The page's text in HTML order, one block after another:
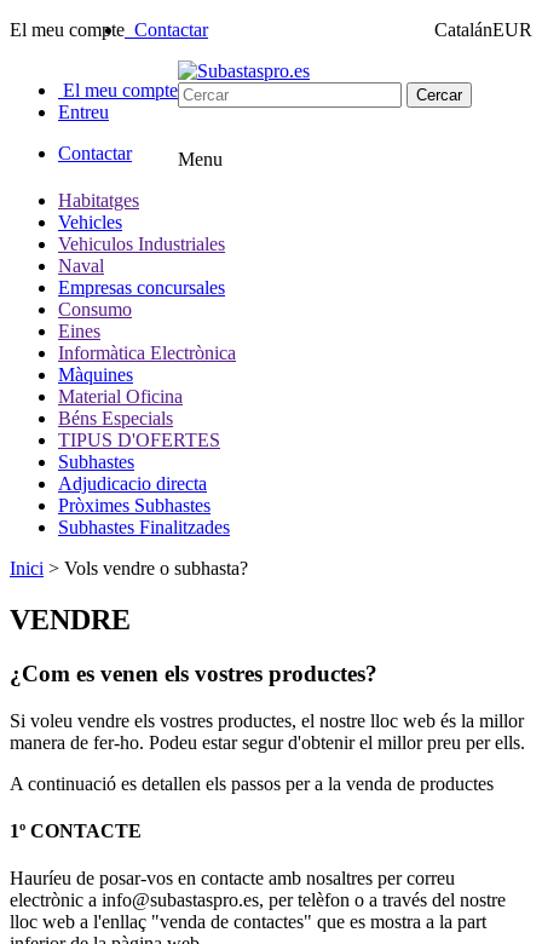
EUR
Catalán
El meu compte Contactar
El meu compte
Entreu
Contactar
Cercar
Menu
Habitatges
Vehicles
Vehiculos Industriales
Naval
Empresas concursales
Consumo
Eines
Informàtica Electrònica
Màquines
Material Oficina
Béns Especials
TIPUS D'OFERTES
Subhastes
Adjudicacio directa
Pròximes Subhastes
Subhastes Finalitzades
Inici > Vols vendre o subhasta?
VENDRE
¿Com es venen els vostres productes?
Si voleu vendre els vostres productes, el nostre lloc web és la millor
manera de fer-ho. Podeu estar segur d'obtenir el millor preu per ells.
A continuació es detallen els passos per a la venda de productes
1º CONTACTE
Hauríeu de posar-vos en contacte amb nosaltres per correu
electrònic a info@subastaspro.es, per telèfon o a través del nostre
lloc web a l'enllaç "venda de contactes" que es mostra a la part